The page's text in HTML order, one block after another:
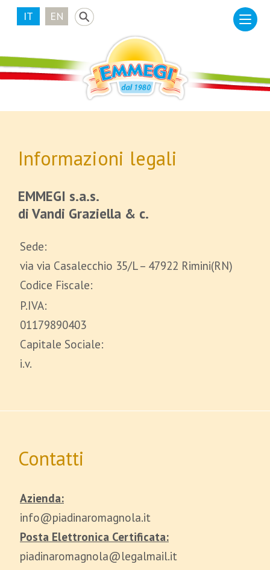
IT EN
Informazioni legali
EMMEGI s.a.s.
di Vandi Graziella & c.
Sede:
via via Casalecchio 35/L – 47922 Rimini(RN)
Codice Fiscale:
P.IVA:
01179890403
Capitale Sociale:
i.v.
Contatti
Azienda:
info@piadinaromagnola.it
Posta Elettronica Certificata:
piadinaromagnola@legalmail.it